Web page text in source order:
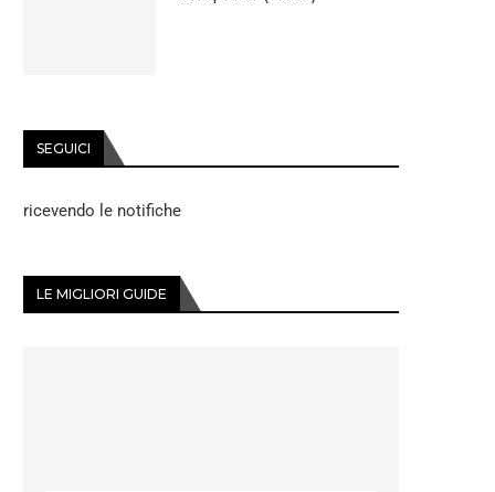
SEGUICI
ricevendo le notifiche
LE MIGLIORI GUIDE